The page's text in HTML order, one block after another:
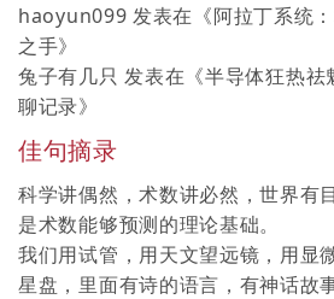
haoyun099 发表在《阿拉丁系统
之手》
兔子有几只 发表在《半导体狂热祛
聊记录》
佳句摘录
科学讲偶然，术数讲必然，世界有
是术数能够预测的理论基础。
我们用试管，用天文望远镜，用显
星盘，里面有诗的语言，有神话故